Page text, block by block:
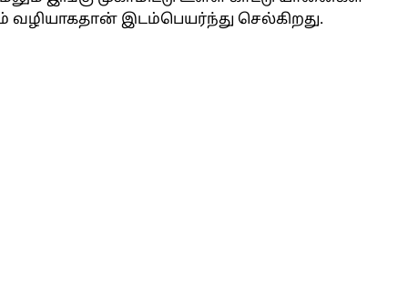
வழியாகதான் இடம்பெயர்ந்து செல்கிறது.